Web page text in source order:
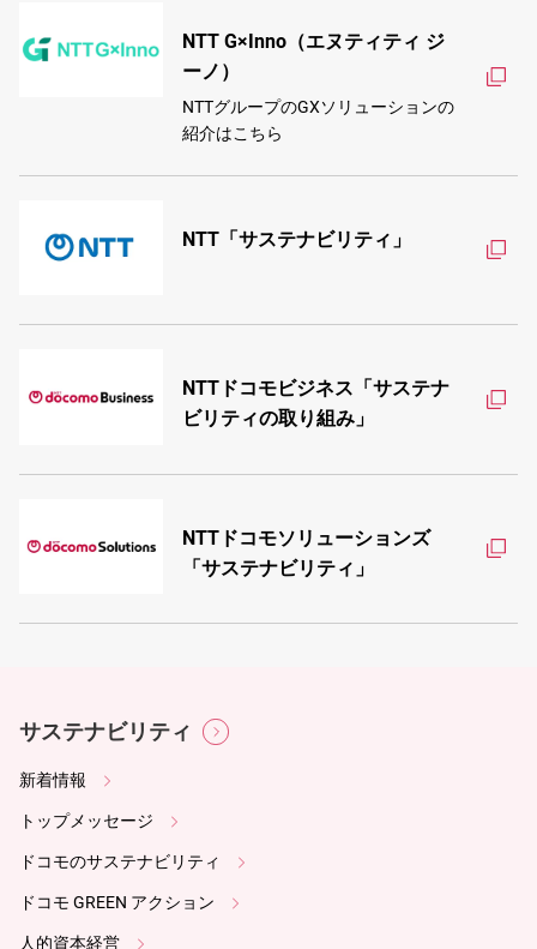
NTT G×Inno（エヌティティ ジ
ーノ）
NTTグループのGXソリューションの
紹介はこちら
NTT「サステナビリティ」
NTTドコモビジネス「サステナ
ビリティの取り組み」
NTTドコモソリューションズ
「サステナビリティ」
サステナビリティ
新着情報
トップメッセージ
ドコモのサステナビリティ
ドコモ GREEN アクション
人的資本経営